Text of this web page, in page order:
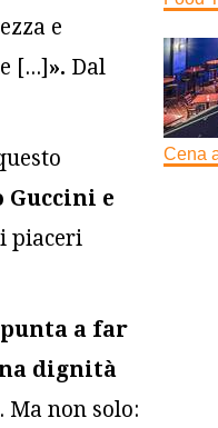
e
[...] ». Dal
Guccini e
piaceri
a far
dignità
Ma non solo:
Cena